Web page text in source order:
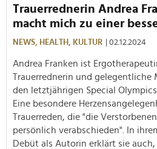
Trauerrednerin Andrea
macht mich zu einer
NEWS, HEALTH, KULTUR | 02.12.2024
Andrea Franken ist
Trauerrednerin und gelegentliche
den letztjährigen Special
Eine besondere
Trauerreden, die "die
persönlich verabschieden". In
Debüt als Autorin erklärt sie